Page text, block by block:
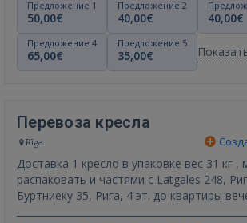
Предложение 1
50,00€
Предложение 2
40,00€ 40,00€
Предложение 4
65,00€
Предложение 5
35,00€
Перевоза кресла
Rīga
Доставка 1 кресло в упаковке вес 31 кг
распаковать и частями с Latgales 248,
Буртниеку 35, Рига, 4 эт. до квартиры вечер с 18.30 часа